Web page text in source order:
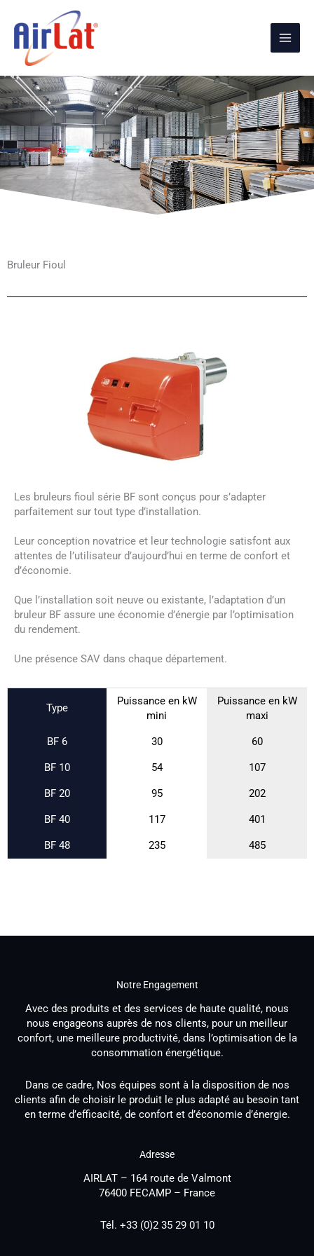
contenu
Bruleur Fioul
Les bruleurs fioul série BF sont conçus pour s’adapter
parfaitement sur tout type d’installation.
Leur conception novatrice et leur technologie satisfont aux
attentes de l’utilisateur d’aujourd’hui en terme de confort et
d’économie.
Que l’installation soit neuve ou existante, l’adaptation d’un
bruleur BF assure une économie d’énergie par l’optimisation
du rendement.
Une présence SAV dans chaque département.
Type
Puissance en kW
mini
Puissance en kW
maxi
BF 6 30 60
BF 10 54 107
BF 20 95 202
BF 40 117 401
BF 48 235 485
Notre Engagement
Avec des produits et des services de haute qualité, nous
nous engageons auprès de nos clients, pour un meilleur
confort, une meilleure productivité, dans l’optimisation de la
consommation énergétique.
Dans ce cadre, Nos équipes sont à la disposition de nos
clients afin de choisir le produit le plus adapté au besoin tant
en terme d’efficacité, de confort et d’économie d’énergie.
Adresse
AIRLAT – 164 route de Valmont
76400 FECAMP – France
Tél. +33 (0)2 35 29 01 10